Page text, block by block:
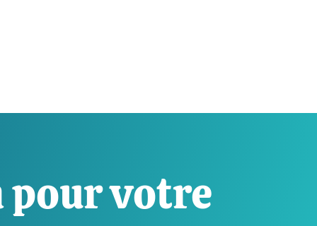
pour votre